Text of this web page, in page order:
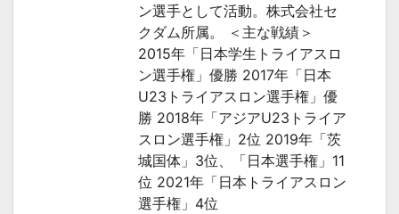
ン選手として活動。株式会社セ
クダム所属。 ＜主な戦績＞
2015年「日本学生トライアスロ
ン選手権」優勝 2017年「日本
U23トライアスロン選手権」優
勝 2018年「アジアU23トライア
スロン選手権」2位 2019年「茨
城国体」3位、「日本選手権」11
位 2021年「日本トライアスロン
選手権」4位